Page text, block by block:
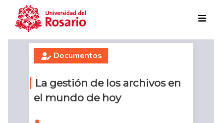
Skip to main content
Documentos
La gestión de los archivos en
el mundo de hoy